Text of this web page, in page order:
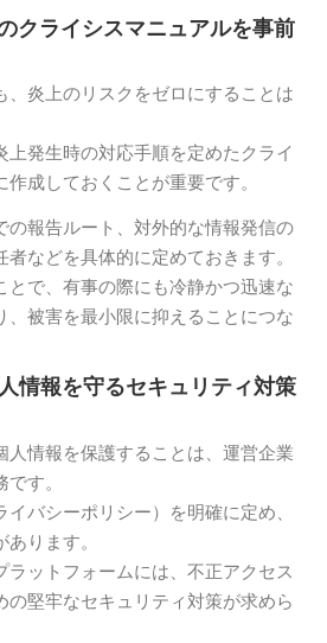
クライシスマニュアルを事前
、炎上のリスクをゼロにすることは
上発生時の対応手順を定めたクライ
成しておくことが重要です。
の報告ルート、対外的な情報発信の
などを具体的に定めておきます。
とで、有事の際にも冷静かつ迅速な
、被害を最小限に抑えることにつな
情報を守るセキュリティ対策
人情報を保護することは、運営企業
す。
バシーポリシー）を明確に定め、
ります。
ラットフォームには、不正アクセス
の堅牢なセキュリティ対策が求めら